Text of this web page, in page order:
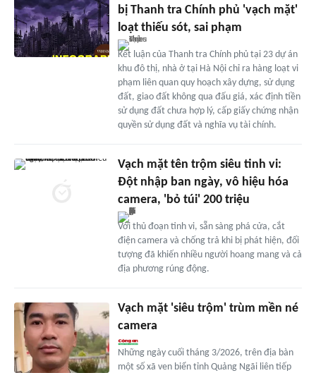
bị Thanh tra Chính phủ 'vạch mặt'
loạt thiếu sót, sai phạm
Kết luận của Thanh tra Chính phủ tại 23 dự án
khu đô thị, nhà ở tại Hà Nội chỉ ra hàng loạt vi
phạm liên quan quy hoạch xây dựng, sử dụng
đất, giao đất không qua đấu giá, xác định tiền
sử dụng đất chưa hợp lý, cấp giấy chứng nhận
quyền sử dụng đất và nghĩa vụ tài chính.
Vạch mặt tên trộm siêu tinh vi:
Đột nhập ban ngày, vô hiệu hóa
camera, 'bỏ túi' 200 triệu
Với thủ đoạn tinh vi, sẵn sàng phá cửa, cắt
điện camera và chống trả khi bị phát hiện, đối
tượng đã khiến nhiều người hoang mang và cả
địa phương rúng động.
Vạch mặt 'siêu trộm' trùm mền né
camera
Những ngày cuối tháng 3/2026, trên địa bàn
một số xã ven biển tỉnh Quảng Ngãi liên tiếp